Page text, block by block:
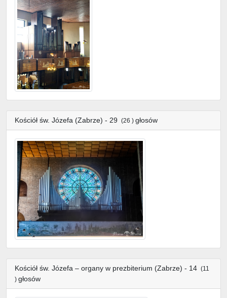
Kościół św. Józefa (Zabrze) - 29 (26 ) głosów
Kościół św. Józefa – organy w prezbiterium (Zabrze) - 14 (11
) głosów